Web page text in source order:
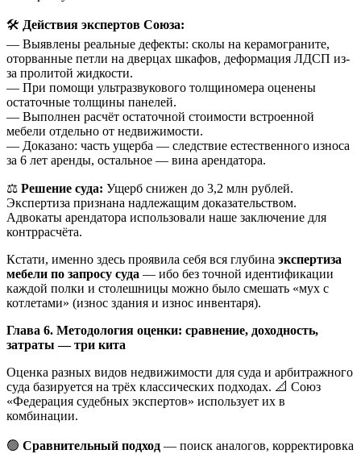
🛠️ Действия экспертов Союза:
— Выявлены реальные дефекты: сколы на керамограните,
оторванные петли на дверцах шкафов, деформация ЛДСП из-
за пролитой жидкости.
— При помощи ультразвукового толщиномера оценены
остаточные толщины панелей.
— Выполнен расчёт остаточной стоимости встроенной
мебели отдельно от недвижимости.
— Доказано: часть ущерба — следствие естественного износа
за 6 лет аренды, остальное — вина арендатора.
⚖️ Решение суда: Ущерб снижен до 3,2 млн рублей.
Экспертиза признана надлежащим доказательством.
Адвокаты арендатора использовали наше заключение для
контррасчёта.
Кстати, именно здесь проявила себя вся глубина экспертиза
мебели по запросу суда — ибо без точной идентификации
каждой полки и столешницы можно было смешать «мух с
котлетами» (износ здания и износ инвентаря).
Глава 6. Методология оценки: сравнение, доходность,
затраты — три кита
Оценка разных видов недвижимости для суда и арбитражного
суда базируется на трёх классических подходах. 📐 Союз
«Федерация судебных экспертов» использует их в
комбинации.
🟢 Сравнительный подход — поиск аналогов, корректировка